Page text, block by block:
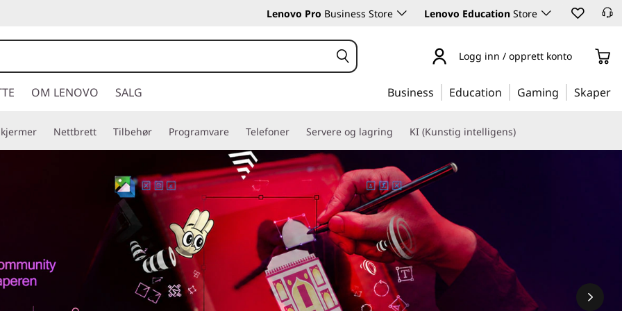
Lenovo Pro Business Store Lenovo Education Store
Logg inn / opprett konto
OM LENOVO SALG Business Education Gaming Skaper
Nettbrett Tilbehør Programvare Telefoner Servere og lagring KI (Kunstig intelligens)